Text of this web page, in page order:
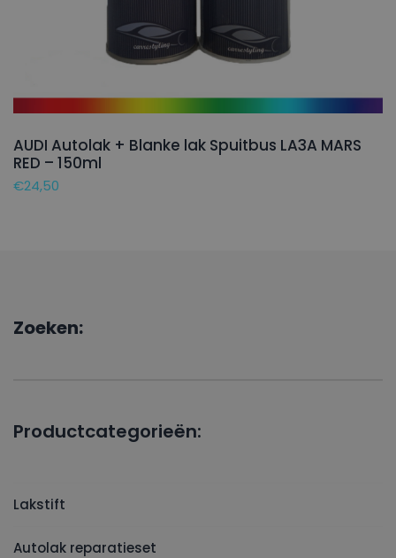
AUDI Autolak + Blanke lak Spuitbus LA3A MARS
RED – 150ml
€24,50
Zoeken:
Productcategorieën:
Lakstift
Autolak reparatieset